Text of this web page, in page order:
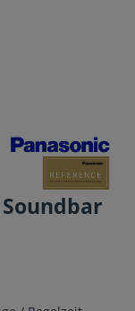
Soundbar